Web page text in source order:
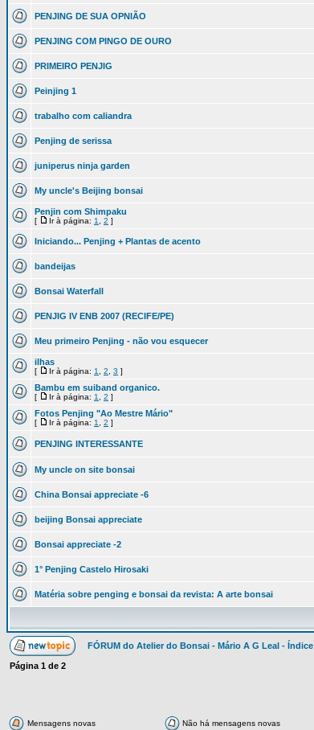
PENJING DE SUA OPNIÃO
PENJING COM PINGO DE OURO
PRIMEIRO PENJIG
Peinjing 1
trabalho com caliandra
Penjing de serissa
juniperus ninja garden
My uncle's Beijing bonsai
Penjin com Shimpaku
[ Ir à página: 1 2 ]
Iniciando... Penjing + Plantas de acento
bandeijas
Bonsai Waterfall
PENJIG IV ENB 2007 (RECIFE/PE)
Meu primeiro Penjing - não vou esquecer
ilhas
[ Ir à página: 1 2 3 ]
Bambu em suiband organico.
[ Ir à página: 1 2 ]
Fotos Penjing "Ao Mestre Mário"
[ Ir à página: 1 2 ]
PENJING INTERESSANTE
My uncle on site bonsai
China Bonsai appreciate -6
beijing Bonsai appreciate
Bonsai appreciate -2
1° Penjing Castelo Hirosaki
Matéria sobre penging e bonsai da revista: A arte bonsai
FÓRUM do Atelier do Bonsai - Mário A G Leal - Índice
Página 1 de 2
Mensagens novas Não há mensagens novas